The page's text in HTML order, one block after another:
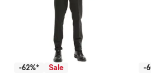
-62%* Sale -